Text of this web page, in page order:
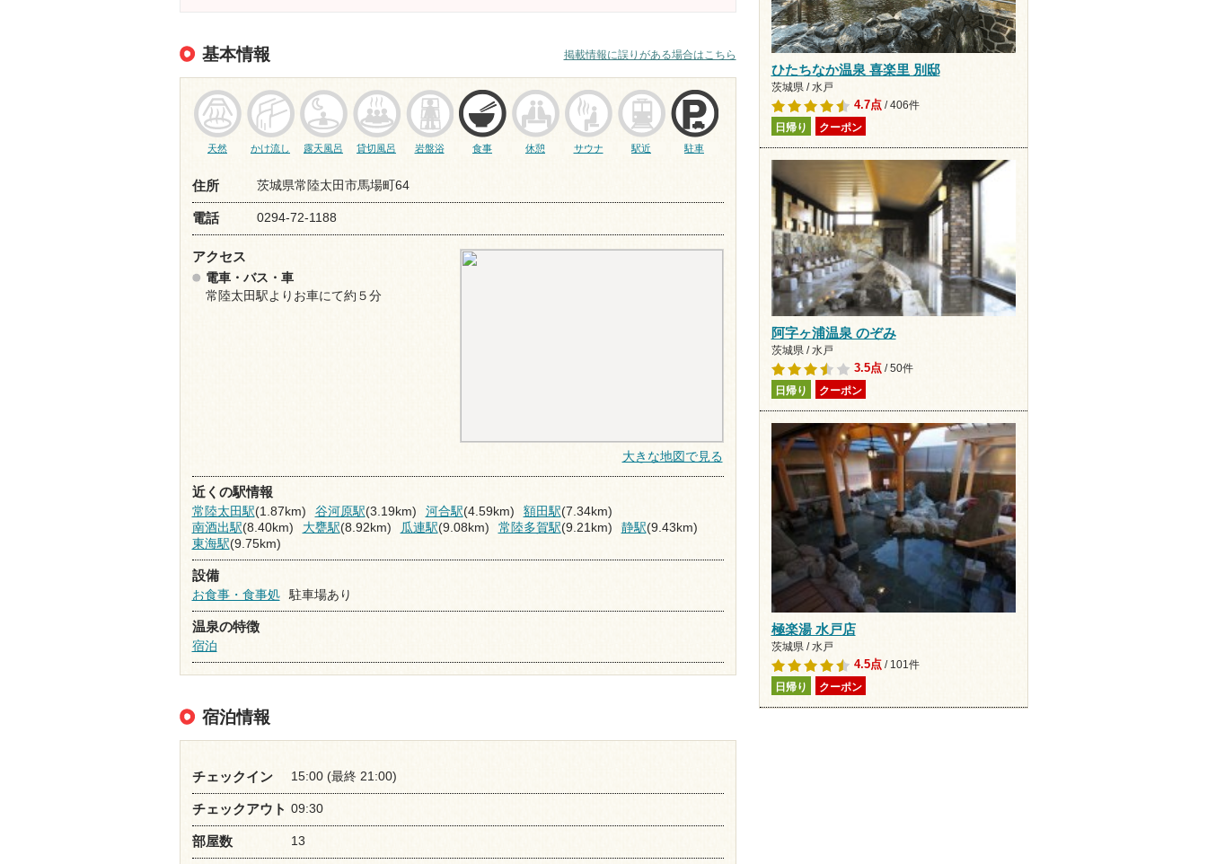
基本情報 掲載情報に誤りがある場合はこちら
天然 かけ流し 露天風呂 貸切風呂 岩盤浴 食事 休憩 サウナ 駅近 駐車
住所 茨城県常陸太田市馬場町64
電話 0294-72-1188
アクセス
電車・バス・車
常陸太田駅よりお車にて約５分
大きな地図で見る
近くの駅情報
常陸太田駅(1.87km) 谷河原駅(3.19km) 河合駅(4.59km) 額田駅(7.34km)
南酒出駅(8.40km) 大甕駅(8.92km) 瓜連駅(9.08km) 常陸多賀駅(9.21km) 静駅(9.43km)
東海駅(9.75km)
設備
お食事・食事処
駐車場あり
温泉の特徴
宿泊
宿泊情報
チェックイン 15:00 (最終 21:00)
チェックアウト 09:30
部屋数 13
ひたちなか温泉 喜楽里 別邸
茨城県 / 水戸
4.7点/ 406件
日帰り クーポン
阿字ヶ浦温泉 のぞみ
茨城県 / 水戸
3.5点/ 50件
日帰り クーポン
極楽湯 水戸店
茨城県 / 水戸
4.5点/ 101件
日帰り クーポン